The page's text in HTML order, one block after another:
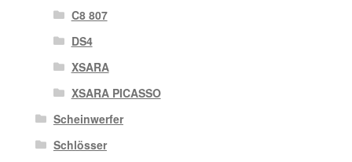
C8 807
DS4
XSARA
XSARA PICASSO
Scheinwerfer
Schlösser